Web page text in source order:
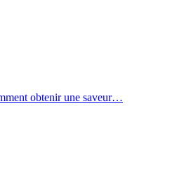
obtenir une saveur…